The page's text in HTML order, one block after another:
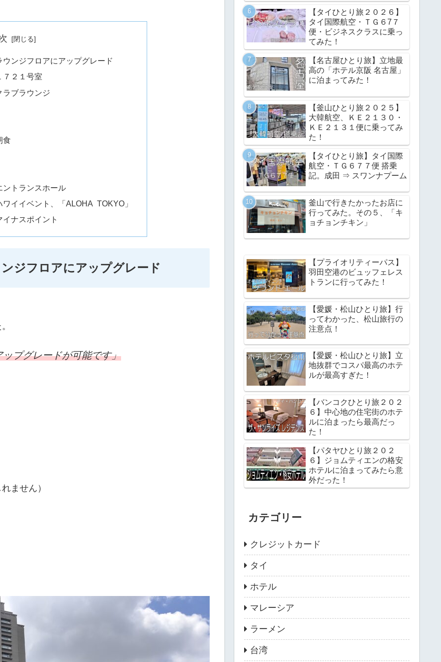
ンジフロアにアップグレード
２１号室
ブラウンジ
食
トランスホール
イイベント、「ALOHA TOKYO」
ナスポイント
ジフロアにアップグレード
プグレードが可能です」
ません）
【タイひとり旅２０２６】
タイ国際航空・ＴＧ６7７
便・ビジネスクラスに乗っ
てみた！
【名古屋ひとり旅】立地最
高の「ホテル京阪 名古屋」
に泊まってみた！
【釜山ひとり旅２０２５】
大韓航空、ＫＥ２１３０・
ＫＥ２１３１便に乗ってみ
た！
【タイひとり旅】タイ国際
航空・ＴＧ６７７便 搭乗
記。成田 ⇒ スワンナプーム
釜山で行きたかったお店に
行ってみた。その５、「キ
ョチョンチキン」
【プライオリティーパス】
羽田空港のビュッフェレス
トランに行ってみた！
【愛媛・松山ひとり旅】行
ってわかった、松山旅行の
注意点！
【愛媛・松山ひとり旅】立
地抜群でコスパ最高のホテ
ルが最高すぎた！
【バンコクひとり旅２０２
６】中心地の住宅街のホテ
ルに泊まったら最高だっ
た！
【パタヤひとり旅２０２
６】ジョムティエンの格安
ホテルに泊まってみたら意
外だった！
カテゴリー
クレジットカード
タイ
ホテル
マレーシア
ラーメン
台湾